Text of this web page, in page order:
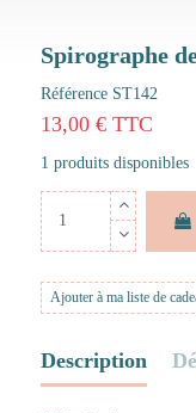
Spirographe
Référence ST142
13,00 € TTC
1 produits disponibles
Ajouter à ma liste de
Description